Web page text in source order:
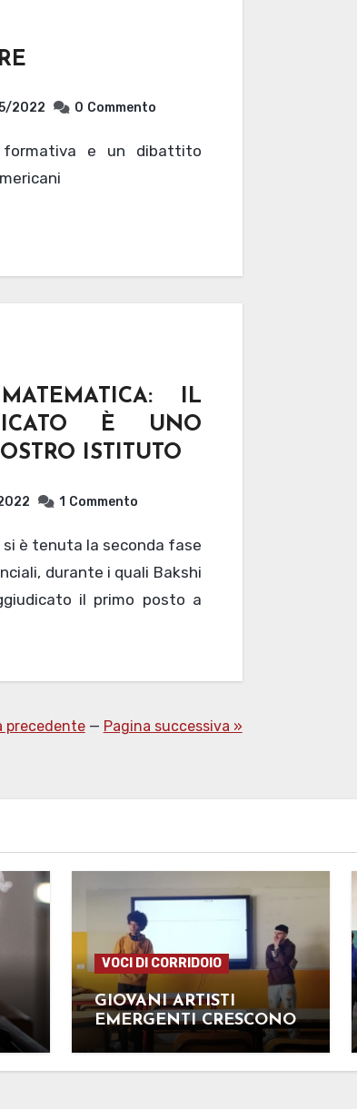
2022 0 Commento
IL
È UNO
ISTITUTO
1 Commento
durante i quali Bakshi
il primo posto a
precedente— Pagina successiva »
VOCI DI CORRIDOIO
GIOVANI ARTISTI
EMERGENTI CRESCONO